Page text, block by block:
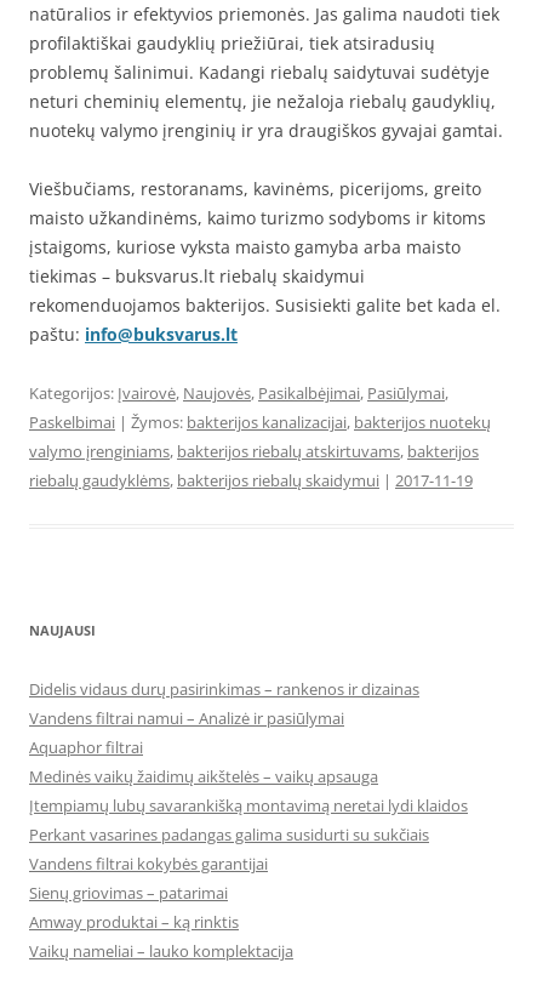
natūralios ir efektyvios priemonės. Jas galima naudoti tiek
profilaktiškai gaudyklių priežiūrai, tiek atsiradusių
problemų šalinimui. Kadangi riebalų saidytuvai sudėtyje
neturi cheminių elementų, jie nežaloja riebalų gaudyklių,
nuotekų valymo įrenginių ir yra draugiškos gyvajai gamtai.
Viešbučiams, restoranams, kavinėms, picerijoms, greito
maisto užkandinėms, kaimo turizmo sodyboms ir kitoms
įstaigoms, kuriose vyksta maisto gamyba arba maisto
tiekimas – buksvarus.lt riebalų skaidymui
rekomenduojamos bakterijos. Susisiekti galite bet kada el.
paštu: info@buksvarus.lt
Kategorijos: Įvairovė, Naujovės, Pasikalbėjimai, Pasiūlymai,
Paskelbimai | Žymos: bakterijos kanalizacijai, bakterijos nuotekų
valymo įrenginiams, bakterijos riebalų atskirtuvams, bakterijos
riebalų gaudyklėms, bakterijos riebalų skaidymui | 2017-11-19
NAUJAUSI
Didelis vidaus durų pasirinkimas – rankenos ir dizainas
Vandens filtrai namui – Analizė ir pasiūlymai
Aquaphor filtrai
Medinės vaikų žaidimų aikštelės – vaikų apsauga
Įtempiamų lubų savarankišką montavimą neretai lydi klaidos
Perkant vasarines padangas galima susidurti su sukčiais
Vandens filtrai kokybės garantijai
Sienų griovimas – patarimai
Amway produktai – ką rinktis
Vaikų nameliai – lauko komplektacija